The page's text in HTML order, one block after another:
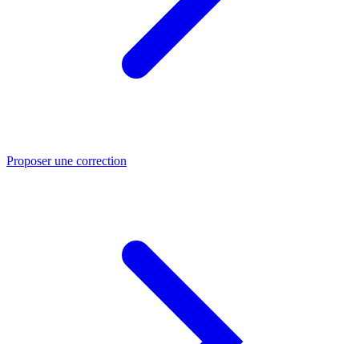
Proposer une correction